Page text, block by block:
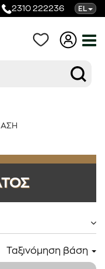
2310 222236 EL
Ταξινόμηση βάση